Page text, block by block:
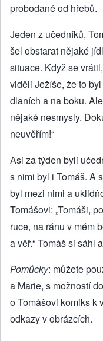
probodané od hřebů.
Jeden z učedníků,
šel obstarat nějaké
situace. Když se
viděli Ježíše, že to
dlaních a na boku.
nějaké nesmysly.
neuvěřím!“
Asi za týden byli
s nimi byl i Tomáš. A
byl mezi nimi a
Tomášovi: „Tomáši,
ruce, na ránu v mém
a věř.“ Tomáš si sáhl
Pomůcky: můžete
a Marie, s možností
o Tomášovi komiks k
odkazy v obrázcích.